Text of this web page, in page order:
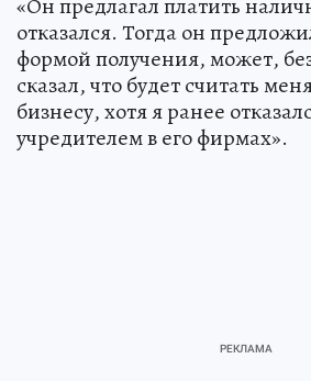
отказался. Тогда он
формой получения, может,
сказал, что будет считать
бизнесу, хотя я ранее
учредителем в его фирмах».